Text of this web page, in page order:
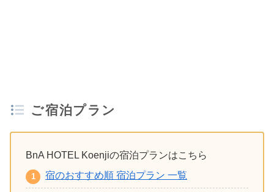
ご宿泊プラン
BnA HOTEL Koenjiの宿泊プランはこちら
宿のおすすめ順 宿泊プラン 一覧